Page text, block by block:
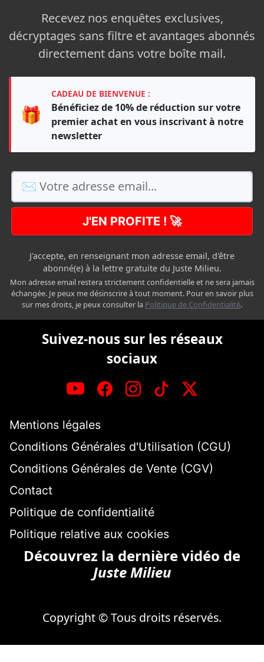
Recevez nos enquêtes exclusives,
décryptages sans filtre et avantages abonnés
directement dans votre boîte mail.
🎁
CADEAU DE BIENVENUE :
Bénéficiez de 10% de réduction sur votre
premier achat en vous inscrivant à notre
newsletter
J'EN PROFITE ! 🚀
J'accepte, en renseignant mon adresse email, d'être
abonné(e) à la lettre gratuite du Juste Milieu.
Mon adresse email restera strictement confidentielle et ne sera jamais
échangée. Je peux me désinscrire à tout moment. Pour en savoir plus
sur mes droits, je peux consulter la Politique de Confidentialité.
Suivez-nous sur les réseaux
sociaux
Mentions légales
Conditions Générales d'Utilisation (CGU)
Conditions Générales de Vente (CGV)
Contact
Politique de confidentialité
Politique relative aux cookies
Découvrez la dernière vidéo de
Juste Milieu
Copyright © Tous droits réservés.